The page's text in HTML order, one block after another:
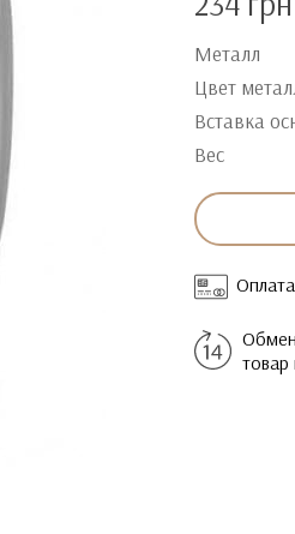
Металл
Цвет
Вставка
Вес
Обмен